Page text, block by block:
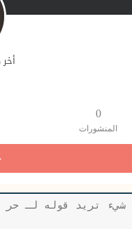
أخر
0
المنشورات